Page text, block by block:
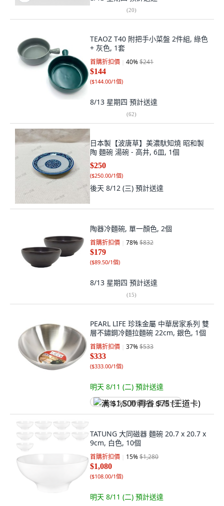
(20)
TEAOZ T40 附把手小菜盤 2件組, 綠色
+ 灰色, 1套
首購折扣價 40%$241
$144
($144.00/1個)
8/13 星期四 預計送達
(62)
日本製【波唐草】美濃馱知燒 昭和製
陶 麵碗 湯碗 - 高井, 6皿, 1個
$250
($250.00/1個)
後天 8/12 (三) 預計送達
陶器冷麵碗, 單一顏色, 2個
首購折扣價 78%$832
$179
($89.50/1個)
8/13 星期四 預計送達
(15)
PEARL LIFE 珍珠金屬 中華居家系列 雙
層不鏽鋼冷麵拉麵碗 22cm, 銀色, 1個
首購折扣價 37%$533
$333
($333.00/1個)
明天 8/11 (二) 預計送達
满 $1,500 再省 $75 (王道卡)
TATUNG 大同磁器 麵碗 20.7 x 20.7 x
9cm, 白色, 10個
首購折扣價 15%$1,280
$1,080
($108.00/1個)
明天 8/11 (二) 預計送達